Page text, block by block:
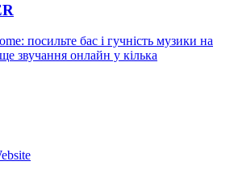
посильте бас і гучність музики на
звучання онлайн у кілька